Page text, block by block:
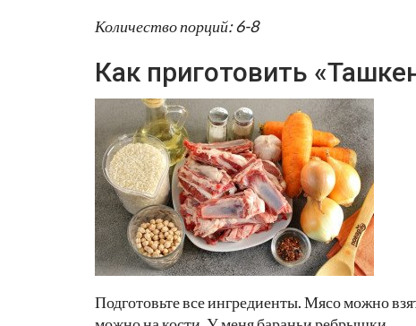
Количество порций: 6-8
Как приготовить
Подготовьте все ингредиенты. Мясо можно